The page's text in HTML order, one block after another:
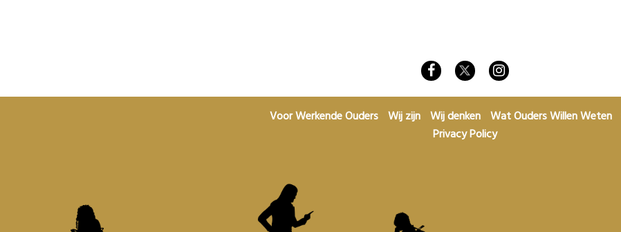
Voor Werkende Ouders Wij zijn Wij denken Wat Ouders Willen Weten
Privacy Policy